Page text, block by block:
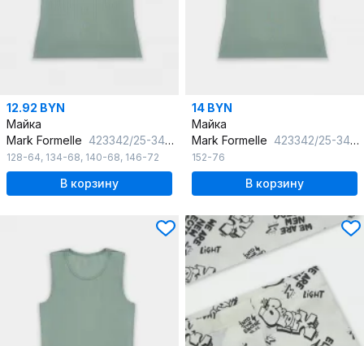
12.92 BYN
Майка
Mark Formelle 423342/25-34738Ц-1 зеленый_лед
128-64, 134-68, 140-68, 146-72
В корзину
14 BYN
Майка
Mark Formelle 423342/25-34739Ц-1 зеленый_лед
152-76
В корзину